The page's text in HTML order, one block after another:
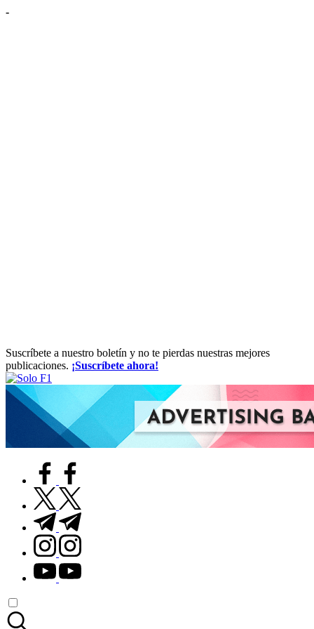
Saltar
-
Suscríbete a nuestro boletín y no te pierdas nuestras mejores
publicaciones. ¡Suscríbete ahora!
Para
Amantes
F1
facebook.com
twitter.com
t.me
instagram.com
youtube.com